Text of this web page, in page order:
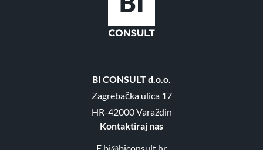
BI CONSULT d.o.o.
Zagrebačka ulica 17
HR-42000 Varaždin
Kontaktiraj nas
E bi@biconsult.hr